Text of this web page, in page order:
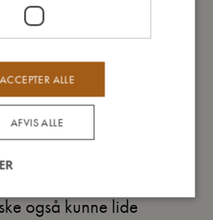
også kunne lide
ACCEPTER ALLE
AFVIS ALLE